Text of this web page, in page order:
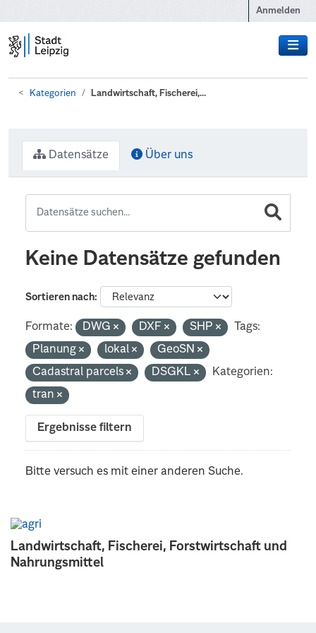
Anmelden
Kategorien Landwirtschaft, Fischerei,...
Landwirtschaft, Fischerei, Forstwirtschaft und
Nahrungsmittel
Datensätze Über uns
Keine Datensätze gefunden
Sortieren nach
Formate: DWG DXF SHP
Tags:
Planung
lokal
GeoSN
Cadastral parcels
DSGKL
Kategorien:
tran
Ergebnisse filtern
Bitte versuch es mit einer anderen Suche.